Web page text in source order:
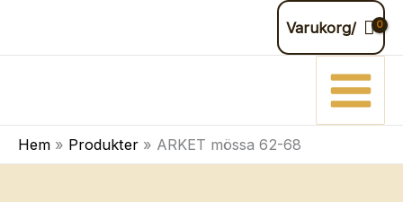
innehåll
Varukorg/
Hem Produkter ARKET mössa 62-68